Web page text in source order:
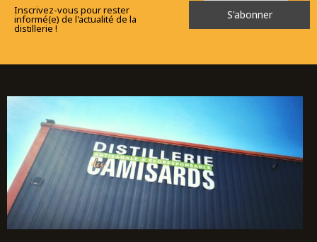
Inscrivez-vous pour rester
informé(e) de l'actualité de la
distillerie !